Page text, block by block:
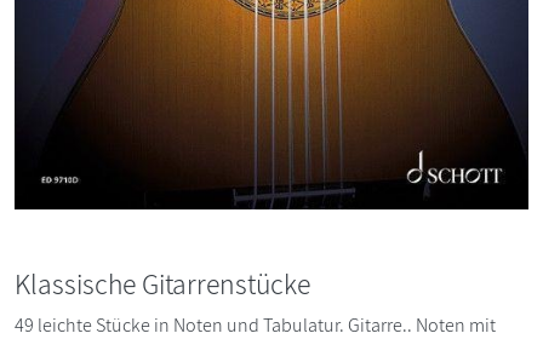
Klassische Gitarrenstücke
49 leichte Stücke in Noten und Tabulatur. Gitarre.. Noten mit